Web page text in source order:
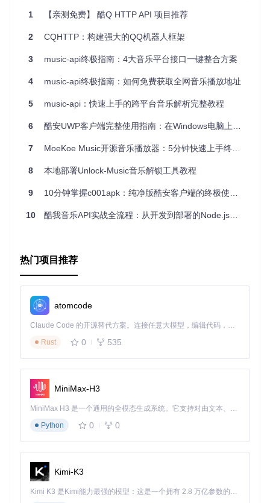
数。
互。
l
双语编程：支持 C# 和 VB.NET 两种编程语言。
编码兼容
：UTF-8 内编码，GB18030 转换，确保跨平台沟
通无阻。
文档。同时，查看更新日志 保持对最新特性的关注。
关于支持
描二维码进行打赏，你的支持是对我们持续改进和更新的最大
动力！
1 【亲测免费】 酷Q HTTP API 项目推荐
2 CQHTTP：构建强大的QQ机器人框架
3 music-api终极指南：4大音乐平台接口一键整合方案
4 music-api终极指南：如何免费获取全网音乐播放地址
5 music-api：快速上手的跨平台音乐解析完整教程
6 酷安UWP客户端完整使用指南：在Windows电脑上畅游酷安社区
7 MoeKoe Music开源音乐播放器：5分钟快速上手终极指南
8 本地部署Unlock-Music音乐解锁工具教程
9 10分钟掌握c001apk：纯净版酷安客户端的终极使用指南
10 酷我音乐API实战全流程：从开发到部署的Node.js音乐服务构建指南
热门项目推荐
atomcode
Claude Code 的开源替代方案。连接任意大模型，编辑代码，运行命令，自动验证 — 全自动执行。用 Rust 构建，极致性能。 ｜ An open-source alternative to Claude Code. Connect any LLM, edit code, run commands, and verify changes — autonomously. Built in Rust for speed. Get Started
Rust
0 535
MiniMax-H3
MiniMax H3 是一个通用的全模态生成系统。它支持对由文本、图像、视频和音频组成的多模态上下文进行统一理解，并能生成分辨率高达 2K、时长可达 15 秒的带原生立体声音频的视频。得益于面向任务泛化的系统设计，H3 在预训练阶段就已具备广泛的多模态上下文理解与生成能力，能够出色地执行复杂的多模态指令。
Python
0 0
Kimi-K3
Kimi K3 是Kimi能力最强的模型：这是一个拥有 2.8 万亿参数的混合专家（MoE）模型，具备原生视觉理解能力，并支持 100 万 token 的上下文窗口。